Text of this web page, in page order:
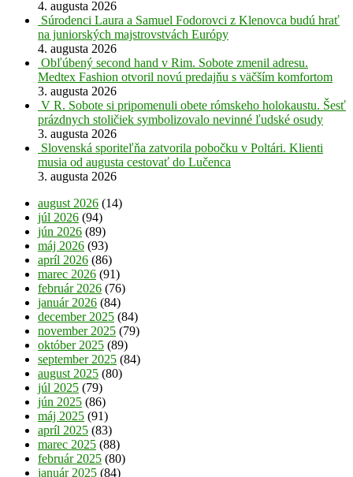
4. augusta 2026
Súrodenci Laura a Samuel Fodorovci z Klenovca budú hrať
na juniorských majstrovstvách Európy
4. augusta 2026
Obľúbený second hand v Rim. Sobote zmenil adresu.
Medtex Fashion otvoril novú predajňu s väčším komfortom
3. augusta 2026
V R. Sobote si pripomenuli obete rómskeho holokaustu. Šesť
prázdnych stoličiek symbolizovalo nevinné ľudské osudy
3. augusta 2026
Slovenská sporiteľňa zatvorila pobočku v Poltári. Klienti
musia od augusta cestovať do Lučenca
3. augusta 2026
august 2026 (14)
júl 2026 (94)
jún 2026 (89)
máj 2026 (93)
apríl 2026 (86)
marec 2026 (91)
február 2026 (76)
január 2026 (84)
december 2025 (84)
november 2025 (79)
október 2025 (89)
september 2025 (84)
august 2025 (80)
júl 2025 (79)
jún 2025 (86)
máj 2025 (91)
apríl 2025 (83)
marec 2025 (88)
február 2025 (80)
január 2025 (84)